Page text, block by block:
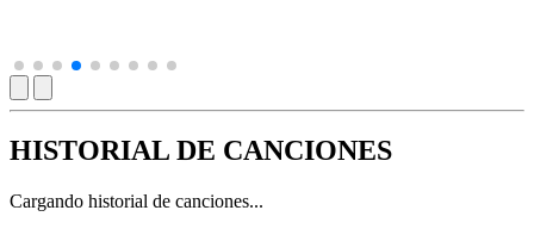
HISTORIAL DE CANCIONES
Cargando historial de canciones...